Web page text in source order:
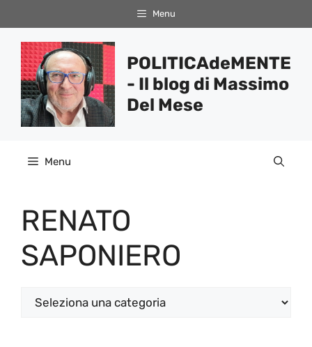
al
contenuto
Menu
POLITICAdeMENTE
- Il blog di Massimo
Del Mese
Menu
RENATO
SAPONIERO
Categorie